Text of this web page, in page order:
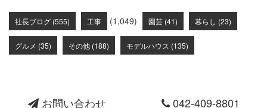
社長ブログ (555) 工事 (1,049) 園芸 (41) 暮らし (23)
グルメ (35) その他 (188) モデルハウス (135)
お問い合わせ 042-409-8801